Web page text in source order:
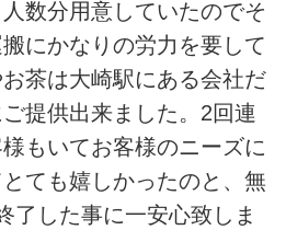
数分用意していたのでそ
にかなりの労力を要して
茶は大崎駅にある会社だ
提供出来ました。2回連
もいてお客様のニーズに
ても嬉しかったのと、無
了した事に一安心致しま